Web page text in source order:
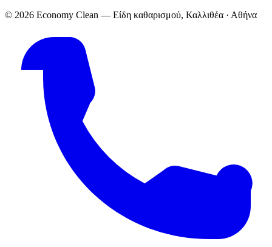
© 2026 Economy Clean — Είδη καθαρισμού, Καλλιθέα · Αθήνα